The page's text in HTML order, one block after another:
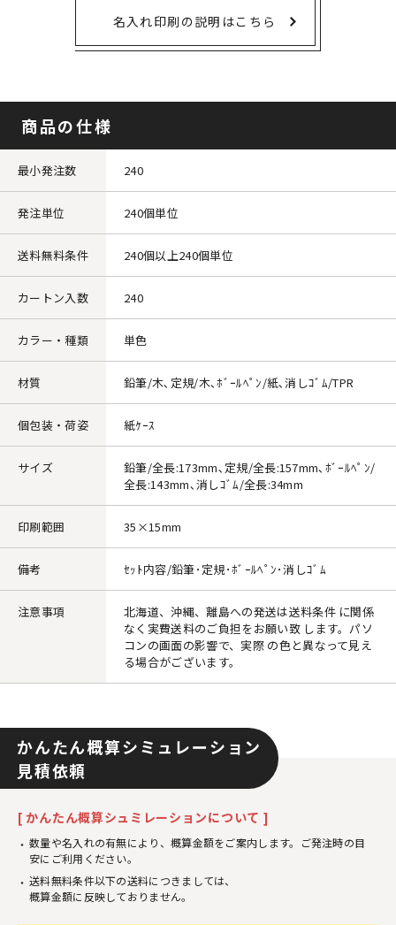
名入れ印刷の説明はこちら
商品の仕様
最小発注数 240
発注単位 240個単位
送料無料条件 240個以上240個単位
カートン入数 240
カラー・種類 単色
材質 鉛筆/木､定規/木､ﾎﾞｰﾙﾍﾟﾝ/紙､消しｺﾞﾑ/TPR
個包装・荷姿 紙ｹｰｽ
サイズ
鉛筆/全長:173mm､定規/全長:157mm､ﾎﾞｰﾙﾍﾟﾝ/
全長:143mm､消しｺﾞﾑ/全長:34mm
印刷範囲 35×15mm
備考 ｾｯﾄ内容/鉛筆･定規･ﾎﾞｰﾙﾍﾟﾝ･消しｺﾞﾑ
注意事項
北海道、沖縄、離島への発送は送料条件 に関係
なく実費送料のご負担をお願い致 します。パソ
コンの画面の影響で、実際 の色と異なって見え
る場合がございます。
かんたん概算シミュレーション
見積依頼
[ かんたん概算シュミレーションについて ]
数量や名入れの有無により、概算金額をご案内します。ご発注時の目
安にご利用ください。
送料無料条件以下の送料につきましては、
概算金額に反映しておりません。